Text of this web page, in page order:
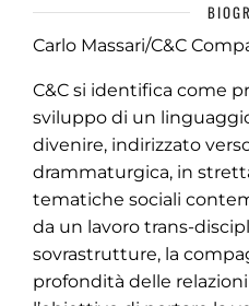
Carlo Massari/C&C
C&C si identifica come
sviluppo di un
divenire, indirizzato
drammaturgica, in
tematiche sociali
da un lavoro trans-
sovrastrutture, la
profondità delle